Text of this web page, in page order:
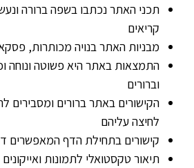
תכני האתר נכתבו בשפה ברורה
קריאים
מבניות האתר בנויה מכותרות,
התמצאות באתר היא פשוטה ונוחה
וברורים
הקישורים באתר ברורים ומסבירים
לחיצה עליהם
קישורים בתחילת הדף המאפשרים
תיאור טקסטואלי לתמונות ואייקונים